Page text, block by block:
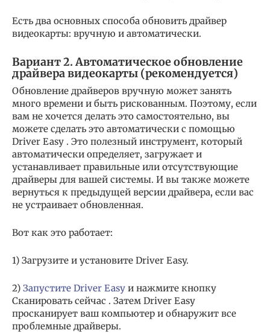
Есть два основных способа обновить драйвер
видеокарты: вручную и автоматически.
Вариант 2. Автоматическое обновление
драйвера видеокарты (рекомендуется)
Обновление драйверов вручную может занять
много времени и быть рискованным. Поэтому, если
вам не хочется делать это самостоятельно, вы
можете сделать это автоматически с помощью
Driver Easy . Это полезный инструмент, который
автоматически определяет, загружает и
устанавливает правильные или отсутствующие
драйверы для вашей системы. И вы также можете
вернуться к предыдущей версии драйвера, если вас
не устраивает обновленная.
Вот как это работает:
1) Загрузите и установите Driver Easy.
2) Запустите Driver Easy и нажмите кнопку
Сканировать сейчас . Затем Driver Easy
просканирует ваш компьютер и обнаружит все
проблемные драйверы.